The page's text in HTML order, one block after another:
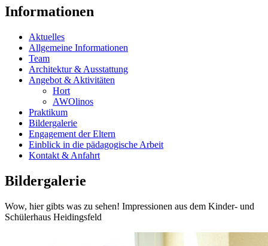
Informationen
Aktuelles
Allgemeine Informationen
Team
Architektur & Ausstattung
Angebot & Aktivitäten
Hort
AWOlinos
Praktikum
Bildergalerie
Engagement der Eltern
Einblick in die pädagogische Arbeit
Kontakt & Anfahrt
Bildergalerie
Wow, hier gibts was zu sehen! Impressionen aus dem Kinder- und
Schülerhaus Heidingsfeld